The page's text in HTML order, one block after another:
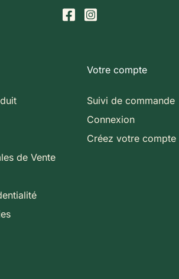
de Vente
Votre compte
Suivi de commande
Connexion
Créez votre compte